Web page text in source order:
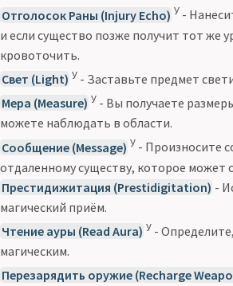
Отголосок Раны (Injury Echo) У -
и если существо позже получит тот же
кровоточить.
Свет (Light) У - Заставьте предмет
Мера (Measure) У - Вы получаете
можете наблюдать в области.
Сообщение (Message) У - Произносите
отдаленному существу, которое может
Престидижитация (Prestidigitation) -
магический приём.
Чтение ауры (Read Aura) У -
магическим.
Перезарядить оружие (Recharge